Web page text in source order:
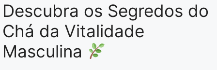
Descubra os Segredos do
Chá da Vitalidade
Masculina